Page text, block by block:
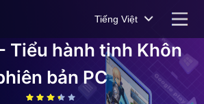
Tiếng Việt
Tiểu hành tinh Khôn
bản PC